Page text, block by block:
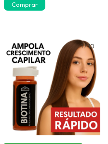
Comprar
1/10